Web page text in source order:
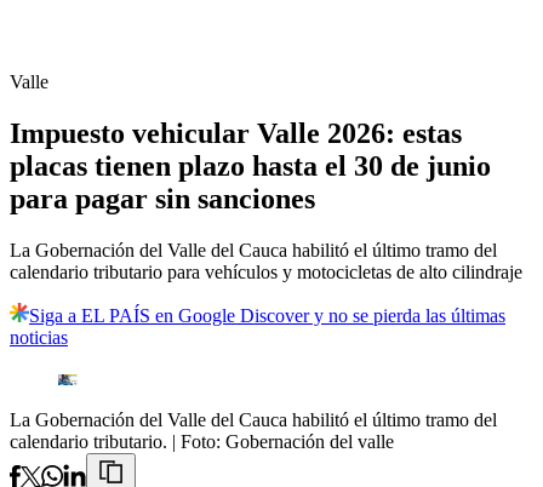
Valle
Impuesto vehicular Valle 2026: estas
placas tienen plazo hasta el 30 de junio
para pagar sin sanciones
La Gobernación del Valle del Cauca habilitó el último tramo del
calendario tributario para vehículos y motocicletas de alto cilindraje
Siga a EL PAÍS en Google Discover y no se pierda las últimas
noticias
La Gobernación del Valle del Cauca habilitó el último tramo del
calendario tributario. | Foto: Gobernación del valle